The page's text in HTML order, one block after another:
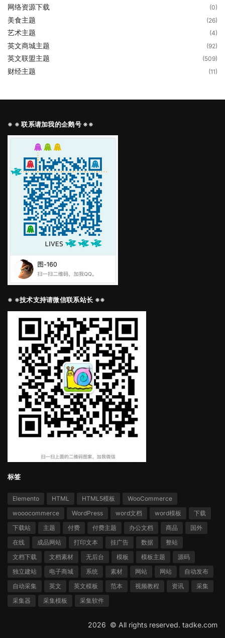
网络资源下载 (0)
美食主题 (26)
艺术主题 (4)
英文商城主题 (92)
英文联盟主题 (509)
财经主题 (11)
※ ※ 联系请加我的企鹅号 ※※
※ ※技术支持请微信联系站长 ※※
标签
Elemento HTML HTML5模板
WooCommerce
wooocommerce
WordPress word文档 word模板
下载
下载站
主题 付费 付费主题 办公文档 商品
国外
在线
成品网站 打印文本 挂广告 数据
整站
文档下载
文档素材 无后台 模板 模板主题
源码
独立建站
电子商城 系统 素材 网站 网站
自动发布
自动采集
英文 英文模板 范本 视频教程 资讯
采集
采集器
采集模板 采集软件
2026 © All rights reserved. tadke.com